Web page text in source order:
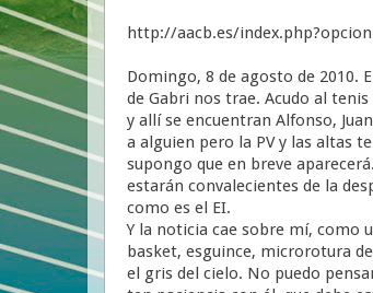
http://aacb.es/
Domingo, 8 de agosto de 2010.
de Gabri nos trae. Acudo al
y allí se encuentran Alfonso,
a alguien pero la PV y las altas
supongo que en breve
estarán convalecientes de la
como es el EI.
Y la noticia cae sobre mí, como
basket, esguince, microrotura
el gris del cielo. No puedo